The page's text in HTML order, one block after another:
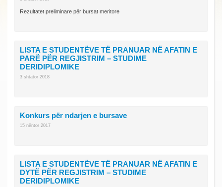
Rezultatet preliminare për bursat meritore
LISTA E STUDENTËVE TË PRANUAR NË AFATIN E
PARË PËR REGJISTRIM – STUDIME
DERIDIPLOMIKE
3 shtator 2018
Konkurs për ndarjen e bursave
15 nëntor 2017
LISTA E STUDENTËVE TË PRANUAR NË AFATIN E
DYTË PËR REGJISTRIM – STUDIME
DERIDIPLOMIKE